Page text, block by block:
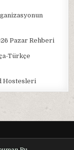
Pazar Rehberi
Türkçe
Hostesleri